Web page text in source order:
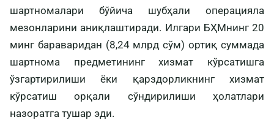
шартномалари бўйича шубҳали операцияла
мезонларини аниқлаштиради. Илгари БҲМнинг 20
минг бараваридан (8,24 млрд сўм) ортиқ суммада
шартнома предметининг хизмат кўрсатишга
ўзгартирилиши ёки қарздорликнинг хизмат
кўрсатиш орқали сўндирилиши ҳолатлари
назоратга тушар эди.